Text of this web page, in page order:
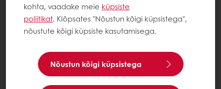
kohta, vaadake meie küpsiste
poliitikat. Klõpsates "Nõustun kõigi küpsistega",
nõustute kõigi küpsiste kasutamisega.
Nõustun kõigi küpsistega